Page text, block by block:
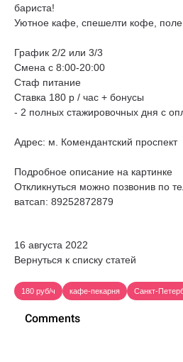
бариста!
Уютное кафе, спешелти кофе, поле
График 2/2 или 3/3
Смена с 8:00-20:00
Стаф питание
Ставка 180 р / час + бонусы
- 2 полных стажировочных дня с
Адрес: м. Комендантский проспект
Подробное описание на картинке
Откликнуться можно позвонив по
ватсап: 89252872879
16 августа 2022
Вернуться к списку статей
180 руб/ч кафе-пекарня Санкт-